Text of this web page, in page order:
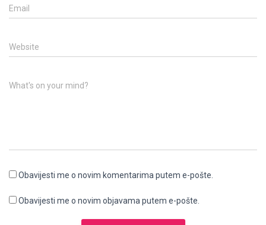
Email
Website
What's on your mind?
Obavijesti me o novim komentarima putem e-pošte.
Obavijesti me o novim objavama putem e-pošte.